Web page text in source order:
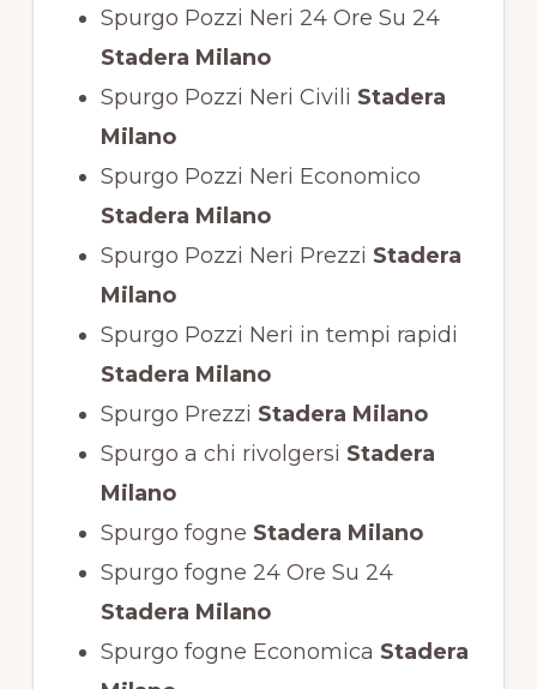
Spurgo Pozzi Neri 24 Ore Su 24
Stadera Milano
Spurgo Pozzi Neri Civili Stadera
Milano
Spurgo Pozzi Neri Economico
Stadera Milano
Spurgo Pozzi Neri Prezzi Stadera
Milano
Spurgo Pozzi Neri in tempi rapidi
Stadera Milano
Spurgo Prezzi Stadera Milano
Spurgo a chi rivolgersi Stadera
Milano
Spurgo fogne Stadera Milano
Spurgo fogne 24 Ore Su 24
Stadera Milano
Spurgo fogne Economica Stadera